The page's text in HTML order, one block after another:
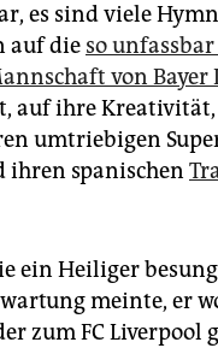
es sind viele
auf die so
von Bayer
auf ihre
umtriebigen
ihren spanischen
ein Heiliger
meinte, er
zum FC Liverpool